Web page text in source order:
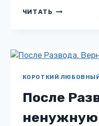
ЧИТАТЬ (
КОРОТКИЙ
После